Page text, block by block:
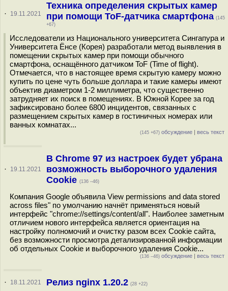
· 19.11.2021
Техника определения скрытых камер
при помощи ToF-датчика смартфона (145
+67)
Исследователи из Национального университета Сингапура и
Университета Ёнсе (Корея) разработали метод выявления в
помещении скрытых камер при помощи обычного
смартфона, оснащённого датчиком ToF (Time of flight).
Отмечается, что в настоящее время скрытую камеру можно
купить по цене чуть больше доллара и такие камеры имеют
объектив диаметром 1-2 миллиметра, что существенно
затрудняет их поиск в помещениях. В Южной Корее за год
зафиксировано более 6800 инцидентов, связанных с
размещением скрытых камер в гостиничных номерах или
ванных комнатах...
(145 +67) обсуждение | весь текст
· 19.11.2021
В Chrome 97 из настроек будет убрана
возможность выборочного удаления
Cookie (136 –46)
Компания Google объявила View permissions and data stored
across files" по умолчанию начнёт применяться новый
интерфейс "chrome://settings/content/all". Наиболее заметным
отличием нового интерфейса является ориентация на
настройку полномочий и очистку разом всех Cookie сайта,
без возможности просмотра детализированной информации
об отдельных Cookie и выборочного удаления Cookie...
(136 –46) обсуждение | весь текст
· 18.11.2021 Релиз nginx 1.20.2 (28 +22)